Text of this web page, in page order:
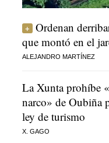
Ordenan
que montó en el
ALEJANDRO MARTÍNEZ
La Xunta prohíbe
narco» de Oubiña
ley de turismo
X. GAGO